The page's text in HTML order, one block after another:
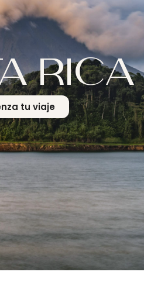
RICA
tu viaje